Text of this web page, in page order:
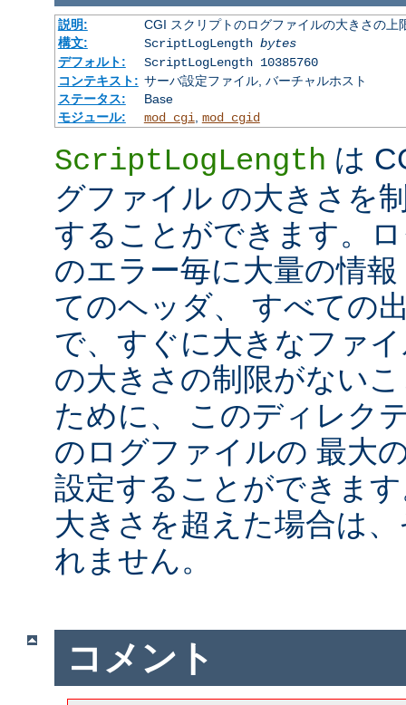
説明:
CGI スクリプトのログファイルの大きさの上
構文:
ScriptLogLength bytes
デフォルト:
ScriptLogLength 10385760
コンテキスト: サーバ設定ファイル, バーチャルホスト
ステータス:
Base
モジュール:
mod_cgi mod_cgid
ScriptLogLength は
グファイル の大きさを
することができます。
のエラー毎に大量の情
てのヘッダ、 すべての
で、すぐに大きなファ
の大きさの制限がない
ために、 このディレク
のログファイルの 最大
設定することができま
大きさを超えた場合は
れません。
コメント